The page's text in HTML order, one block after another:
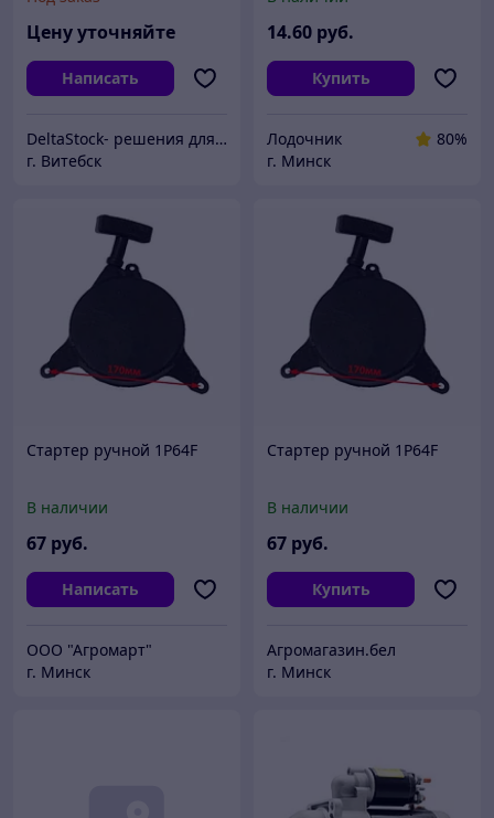
(2990001780)
Цену уточняйте
Написать
DeltaStock- решения для складской техники.
г. Витебск
садовой техники ZENIT
SL, 1 л
14.60 руб.
Купить
Лодочник
80%
г. Минск
Стартер ручной 1P64F
В наличии
67 руб.
Написать
ООО "Агромарт"
г. Минск
Стартер ручной 1P64F
В наличии
67 руб.
Купить
Агромагазин.бел
г. Минск